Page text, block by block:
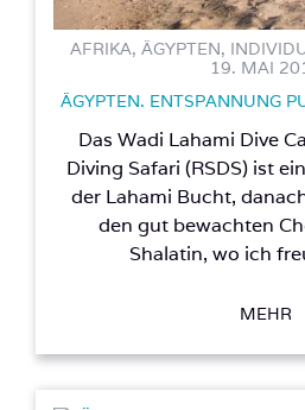
AFRIKA, ÄGYPTEN,
19. MAI
ÄGYPTEN. ENTSPANNUNG
Das Wadi Lahami Dive
Diving Safari (RSDS) ist
der Lahami Bucht,
den gut bewachten
Shalatin, wo ich
MEHR